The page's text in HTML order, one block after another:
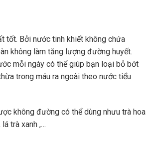
tốt. Bởi nước tinh khiết không chứa
không làm tăng lượng đường huyết.
mỗi ngày có thể giúp bạn loại bỏ bớt
trong máu ra ngoài theo nước tiểu
không đường có thể dùng nhưu trà hoa
lá trà xanh ,…